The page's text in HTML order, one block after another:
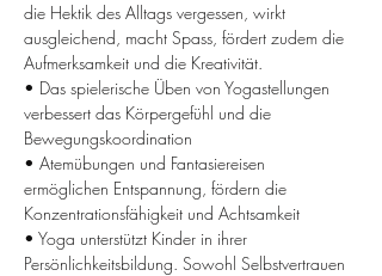
die Hektik des Alltags vergessen, wirkt
ausgleichend, macht Spass, fördert zudem die
Aufmerksamkeit und die Kreativität.
• Das spielerische Üben von Yogastellungen
verbessert das Körpergefühl und die
Bewegungskoordination
• Atemübungen und Fantasiereisen
ermöglichen Entspannung, fördern die
Konzentrationsfähigkeit und Achtsamkeit
• Yoga unterstützt Kinder in ihrer
Persönlichkeitsbildung. Sowohl Selbstvertrauen